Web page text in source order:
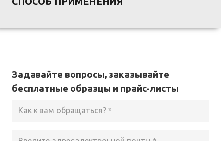
Задавайте вопросы, заказывайте
бесплатные образцы и прайс-листы